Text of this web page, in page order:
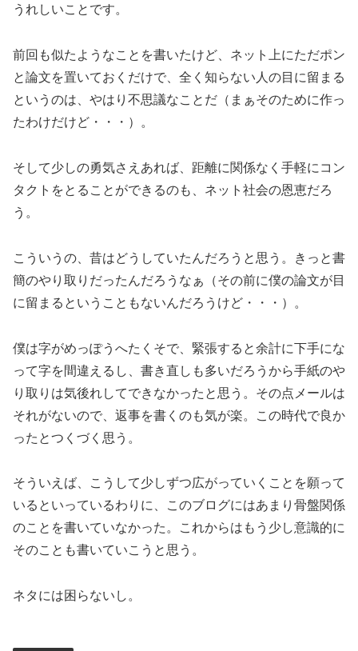
うれしいことです。
前回も似たようなことを書いたけど、ネット上にただポン
と論文を置いておくだけで、全く知らない人の目に留まる
というのは、やはり不思議なことだ（まぁそのために作っ
たわけだけど・・・）。
そして少しの勇気さえあれば、距離に関係なく手軽にコン
タクトをとることができるのも、ネット社会の恩恵だろ
う。
こういうの、昔はどうしていたんだろうと思う。きっと書
簡のやり取りだったんだろうなぁ（その前に僕の論文が目
に留まるということもないんだろうけど・・・）。
僕は字がめっぽうへたくそで、緊張すると余計に下手にな
って字を間違えるし、書き直しも多いだろうから手紙のや
り取りは気後れしてできなかったと思う。その点メールは
それがないので、返事を書くのも気が楽。この時代で良か
ったとつくづく思う。
そういえば、こうして少しずつ広がっていくことを願って
いるといっているわりに、このブログにはあまり骨盤関係
のことを書いていなかった。これからはもう少し意識的に
そのことも書いていこうと思う。
ネタには困らないし。